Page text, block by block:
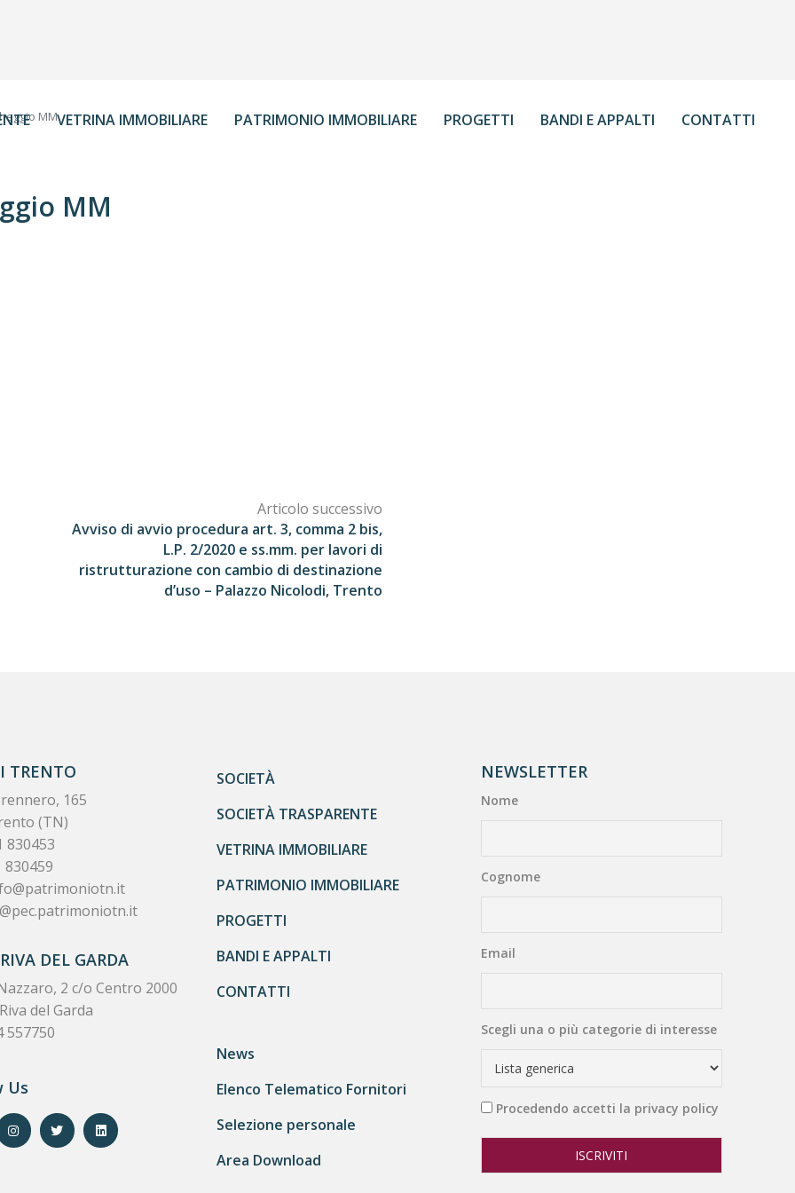
VETRINA IMMOBILIARE PATRIMONIO IMMOBILIARE PROGETTI BANDI E APPALTI CONTATTI
MM
MM
Articolo successivo
Avviso di avvio procedura art. 3, comma 2 bis,
L.P. 2/2020 e ss.mm. per lavori di
ristrutturazione con cambio di destinazione
d’uso – Palazzo Nicolodi, Trento
TRENTO
165
(TN)
830453
830459
DEL GARDA
2 c/o Centro 2000
del Garda
557750
Us
SOCIETÀ
SOCIETÀ TRASPARENTE
VETRINA IMMOBILIARE
PATRIMONIO IMMOBILIARE
PROGETTI
BANDI E APPALTI
CONTATTI
News
Elenco Telematico Fornitori
Selezione personale
Area Download
NEWSLETTER
Nome
Cognome
Email
Scegli una o più categorie di interesse
Procedendo accetti la privacy policy